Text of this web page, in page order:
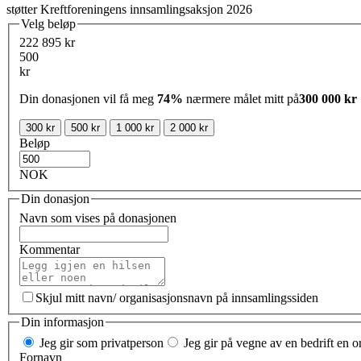
støtter Kreftforeningens innsamlingsaksjon 2026
Velg beløp
222 895 kr
500
kr
Din donasjonen vil få meg 74% nærmere målet mitt på300 000 kr
300 kr 500 kr 1 000 kr 2 000 kr
Beløp
NOK
Din donasjon
Navn som vises på donasjonen
Kommentar
Skjul mitt navn/ organisasjonsnavn på innsamlingssiden
Din informasjon
Jeg gir som privatperson
Jeg gir på vegne av en bedrift en
Fornavn